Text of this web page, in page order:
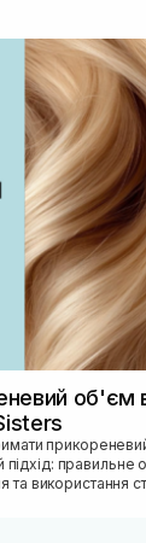
об'єм
правильне
використання